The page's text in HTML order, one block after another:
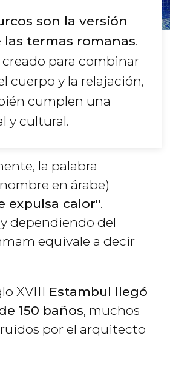
son la versión
termas romanas.
para combinar
cuerpo y la relajación,
cumplen una
y cultural.
la palabra
en árabe)
expulsa calor".
dependiendo del
equivale a decir
XVIII Estambul llegó
150 baños, muchos
por el arquitecto